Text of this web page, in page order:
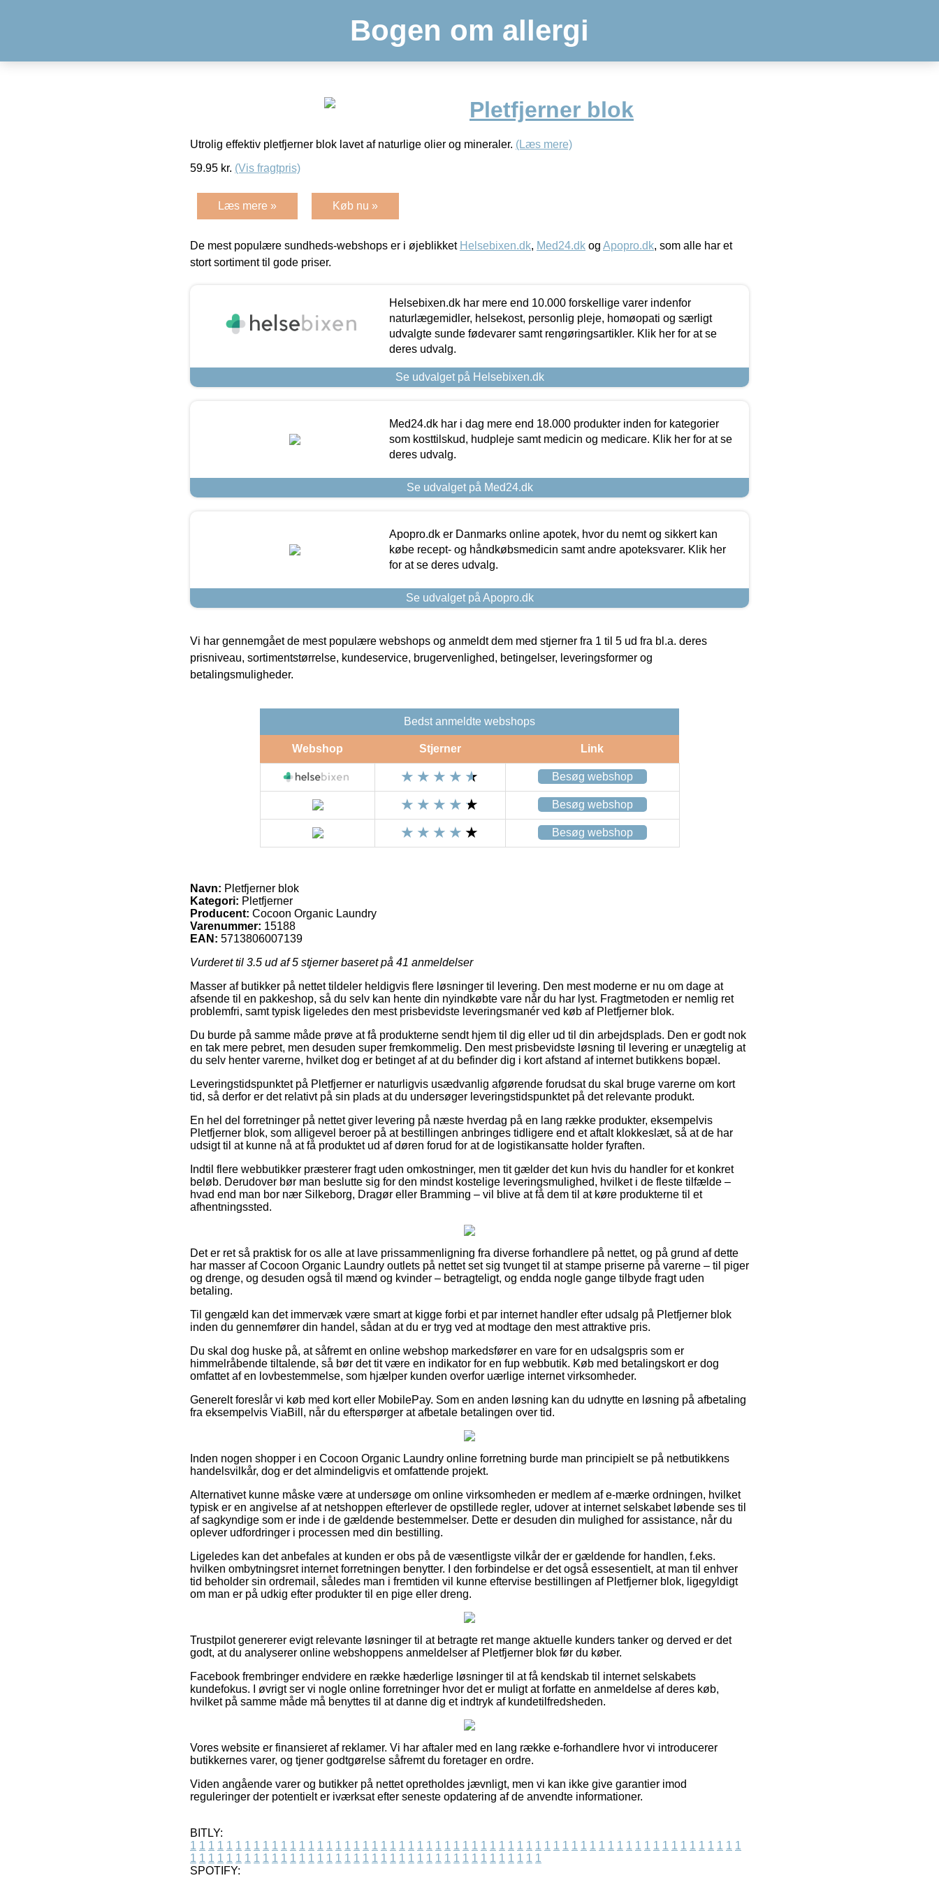
Bogen om allergi
Pletfjerner blok
Utrolig effektiv pletfjerner blok lavet af naturlige olier og mineraler. (Læs mere)
59.95 kr. (Vis fragtpris)
Læs mere » Køb nu »
De mest populære sundheds-webshops er i øjeblikket Helsebixen.dk, Med24.dk og Apopro.dk, som alle har et
stort sortiment til gode priser.
Helsebixen.dk har mere end 10.000 forskellige varer indenfor
naturlægemidler, helsekost, personlig pleje, homøopati og særligt
udvalgte sunde fødevarer samt rengøringsartikler. Klik her for at se
deres udvalg.
Se udvalget på Helsebixen.dk
Med24.dk har i dag mere end 18.000 produkter inden for kategorier
som kosttilskud, hudpleje samt medicin og medicare. Klik her for at se
deres udvalg.
Se udvalget på Med24.dk
Apopro.dk er Danmarks online apotek, hvor du nemt og sikkert kan
købe recept- og håndkøbsmedicin samt andre apoteksvarer. Klik her
for at se deres udvalg.
Se udvalget på Apopro.dk
Vi har gennemgået de mest populære webshops og anmeldt dem med stjerner fra 1 til 5 ud fra bl.a. deres
prisniveau, sortimentstørrelse, kundeservice, brugervenlighed, betingelser, leveringsformer og
betalingsmuligheder.
Bedst anmeldte webshops
Webshop Stjerner Link
Besøg webshop
Besøg webshop
Besøg webshop
Navn: Pletfjerner blok
Kategori: Pletfjerner
Producent: Cocoon Organic Laundry
Varenummer: 15188
EAN: 5713806007139
Vurderet til 3.5 ud af 5 stjerner baseret på 41 anmeldelser
Masser af butikker på nettet tildeler heldigvis flere løsninger til levering. Den mest moderne er nu om dage at
afsende til en pakkeshop, så du selv kan hente din nyindkøbte vare når du har lyst. Fragtmetoden er nemlig ret
problemfri, samt typisk ligeledes den mest prisbevidste leveringsmanér ved køb af Pletfjerner blok.
Du burde på samme måde prøve at få produkterne sendt hjem til dig eller ud til din arbejdsplads. Den er godt nok
en tak mere pebret, men desuden super fremkommelig. Den mest prisbevidste løsning til levering er unægtelig at
du selv henter varerne, hvilket dog er betinget af at du befinder dig i kort afstand af internet butikkens bopæl.
Leveringstidspunktet på Pletfjerner er naturligvis usædvanlig afgørende forudsat du skal bruge varerne om kort
tid, så derfor er det relativt på sin plads at du undersøger leveringstidspunktet på det relevante produkt.
En hel del forretninger på nettet giver levering på næste hverdag på en lang række produkter, eksempelvis
Pletfjerner blok, som alligevel beroer på at bestillingen anbringes tidligere end et aftalt klokkeslæt, så at de har
udsigt til at kunne nå at få produktet ud af døren forud for at de logistikansatte holder fyraften.
Indtil flere webbutikker præsterer fragt uden omkostninger, men tit gælder det kun hvis du handler for et konkret
beløb. Derudover bør man beslutte sig for den mindst kostelige leveringsmulighed, hvilket i de fleste tilfælde –
hvad end man bor nær Silkeborg, Dragør eller Bramming – vil blive at få dem til at køre produkterne til et
afhentningssted.
Det er ret så praktisk for os alle at lave prissammenligning fra diverse forhandlere på nettet, og på grund af dette
har masser af Cocoon Organic Laundry outlets på nettet set sig tvunget til at stampe priserne på varerne – til piger
og drenge, og desuden også til mænd og kvinder – betragteligt, og endda nogle gange tilbyde fragt uden
betaling.
Til gengæld kan det immervæk være smart at kigge forbi et par internet handler efter udsalg på Pletfjerner blok
inden du gennemfører din handel, sådan at du er tryg ved at modtage den mest attraktive pris.
Du skal dog huske på, at såfremt en online webshop markedsfører en vare for en udsalgspris som er
himmelråbende tiltalende, så bør det tit være en indikator for en fup webbutik. Køb med betalingskort er dog
omfattet af en lovbestemmelse, som hjælper kunden overfor uærlige internet virksomheder.
Generelt foreslår vi køb med kort eller MobilePay. Som en anden løsning kan du udnytte en løsning på afbetaling
fra eksempelvis ViaBill, når du efterspørger at afbetale betalingen over tid.
Inden nogen shopper i en Cocoon Organic Laundry online forretning burde man principielt se på netbutikkens
handelsvilkår, dog er det almindeligvis et omfattende projekt.
Alternativet kunne måske være at undersøge om online virksomheden er medlem af e-mærke ordningen, hvilket
typisk er en angivelse af at netshoppen efterlever de opstillede regler, udover at internet selskabet løbende ses til
af sagkyndige som er inde i de gældende bestemmelser. Dette er desuden din mulighed for assistance, når du
oplever udfordringer i processen med din bestilling.
Ligeledes kan det anbefales at kunden er obs på de væsentligste vilkår der er gældende for handlen, f.eks.
hvilken ombytningsret internet forretningen benytter. I den forbindelse er det også essesentielt, at man til enhver
tid beholder sin ordremail, således man i fremtiden vil kunne eftervise bestillingen af Pletfjerner blok, ligegyldigt
om man er på udkig efter produkter til en pige eller dreng.
Trustpilot genererer evigt relevante løsninger til at betragte ret mange aktuelle kunders tanker og derved er det
godt, at du analyserer online webshoppens anmeldelser af Pletfjerner blok før du køber.
Facebook frembringer endvidere en række hæderlige løsninger til at få kendskab til internet selskabets
kundefokus. I øvrigt ser vi nogle online forretninger hvor det er muligt at forfatte en anmeldelse af deres køb,
hvilket på samme måde må benyttes til at danne dig et indtryk af kundetilfredsheden.
Vores website er finansieret af reklamer. Vi har aftaler med en lang række e-forhandlere hvor vi introducerer
butikkernes varer, og tjener godtgørelse såfremt du foretager en ordre.
Viden angående varer og butikker på nettet opretholdes jævnligt, men vi kan ikke give garantier imod
reguleringer der potentielt er iværksat efter seneste opdatering af de anvendte informationer.
BITLY:
1 1 1 1 1 1 1 1 1 1 1 1 1 1 1 1 1 1 1 1 1 1 1 1 1 1 1 1 1 1 1 1 1 1 1 1 1 1 1 1 1 1 1 1 1 1 1 1 1 1 1 1 1 1 1 1 1 1 1 1 1
1 1 1 1 1 1 1 1 1 1 1 1 1 1 1 1 1 1 1 1 1 1 1 1 1 1 1 1 1 1 1 1 1 1 1 1 1 1 1
SPOTIFY: